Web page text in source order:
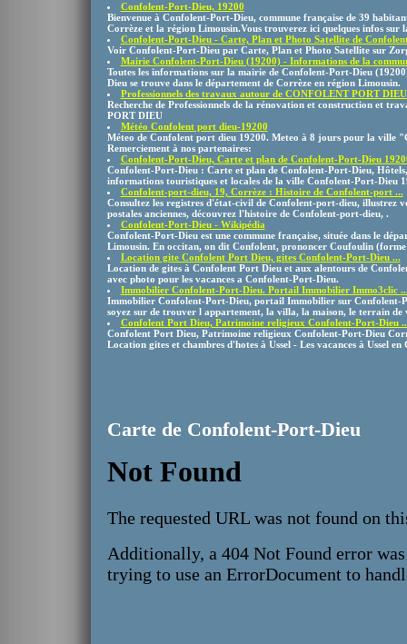
Confolent-Port-Dieu, 19200
Bienvenue à Confolent-Port-Dieu, commune française de 39
Corrèze et la région Limousin.Vous trouverez ici quelques infos sur
Confolent-Port-Dieu - Carte, Plan et Photo Satellite de
Voir Confolent-Port-Dieu par Carte, Plan et Photo Satellite sur
Mairie Confolent-Port-Dieu (19200) - Informations de la
Toutes les informations sur la mairie de Confolent-Port-Dieu
Dieu se trouve dans le département de Corrèze en région Limousin.
Professionnels des travaux autour de CONFOLENT PORT
Recherche de Professionnels de la rénovation et construction et
PORT DIEU
Météo Confolent port dieu-19200
Méteo de Confolent port dieu 19200. Meteo à 8 jours pour la ville
Remerciement à nos partenaires:
Confolent-Port-Dieu, Carte et plan de Confolent-Port-Dieu
Confolent-Port-Dieu : Carte et plan de Confolent-Port-Dieu, Hôtels,
informations touristiques et locales de la ville Confolent-Port-Dieu
Confolent-port-dieu, 19, Corrèze : Histoire de Confolent-port ...
Consultez les registres d'état-civil de Confolent-port-dieu, illustrez
postales anciennes, découvrez l'histoire de Confolent-port-dieu, .
Confolent-Port-Dieu - Wikipédia
Confolent-Port-Dieu est une commune française, située dans le
Limousin. En occitan, on dit Confolent, prononcer Coufoulin (forme
Location gite Confolent Port Dieu, gites Confolent-Port-Dieu ...
Location de gites à Confolent Port Dieu et aux alentours de
avec photo pour les vacances a Confolent-Port-Dieu.
Immobilier Confolent-Port-Dieu. Portail Immobilier Immo3clic
Immobilier Confolent-Port-Dieu, portail Immobilier sur Confolent-
soyez sur de trouver l appartement, la villa, la maison, le terrain de
Confolent Port Dieu, Patrimoine religieux Confolent-Port-Dieu
Confolent Port Dieu, Patrimoine religieux Confolent-Port-Dieu
Location gites et chambres d'hotes à Ussel - Les vacances à Ussel en
Carte de Confolent-Port-Dieu